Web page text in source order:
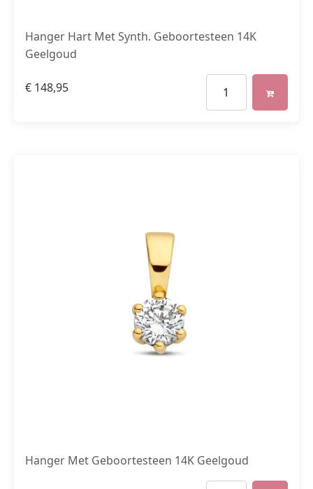
Hanger Hart Met Synth. Geboortesteen 14K
Geelgoud
€ 148,95
Hanger Met Geboortesteen 14K Geelgoud